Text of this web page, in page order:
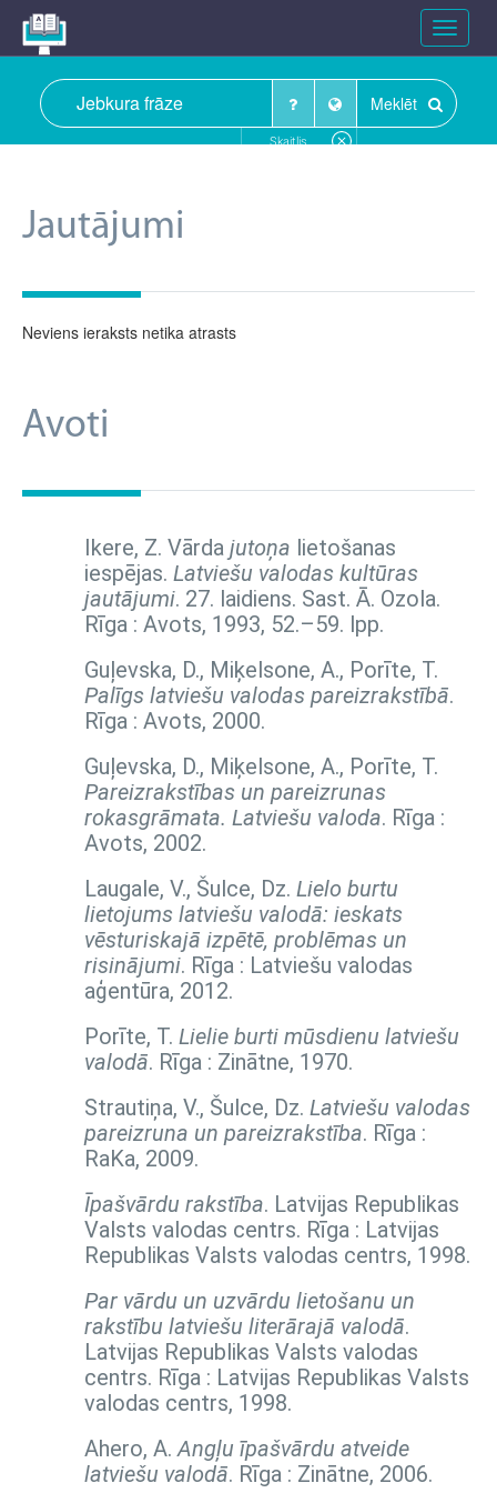
Toggle
Meklēt
Skaitlis
Jautājumi
Neviens ieraksts netika atrasts
Avoti
Ikere, Z. Vārda jutoņa lietošanas
iespējas. Latviešu valodas kultūras
jautājumi. 27. laidiens. Sast. Ā. Ozola.
Rīga : Avots, 1993, 52.–59. lpp.
Guļevska, D., Miķelsone, A., Porīte, T.
Palīgs latviešu valodas pareizrakstībā.
Rīga : Avots, 2000.
Guļevska, D., Miķelsone, A., Porīte, T.
Pareizrakstības un pareizrunas
rokasgrāmata. Latviešu valoda. Rīga :
Avots, 2002.
Laugale, V., Šulce, Dz. Lielo burtu
lietojums latviešu valodā: ieskats
vēsturiskajā izpētē, problēmas un
risinājumi. Rīga : Latviešu valodas
aģentūra, 2012.
Porīte, T. Lielie burti mūsdienu latviešu
valodā. Rīga : Zinātne, 1970.
Strautiņa, V., Šulce, Dz. Latviešu valodas
pareizruna un pareizrakstība. Rīga :
RaKa, 2009.
Īpašvārdu rakstība. Latvijas Republikas
Valsts valodas centrs. Rīga : Latvijas
Republikas Valsts valodas centrs, 1998.
Par vārdu un uzvārdu lietošanu un
rakstību latviešu literārajā valodā.
Latvijas Republikas Valsts valodas
centrs. Rīga : Latvijas Republikas Valsts
valodas centrs, 1998.
Ahero, A.Angļu īpašvārdu atveide
latviešu valodā. Rīga : Zinātne, 2006.